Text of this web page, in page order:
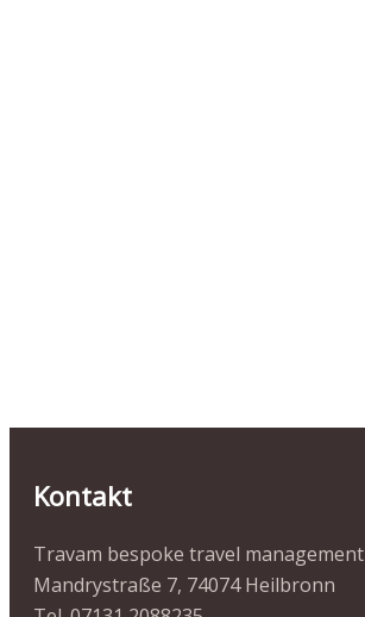
Kontakt
Travam bespoke travel management
Mandrystraße 7, 74074 Heilbronn